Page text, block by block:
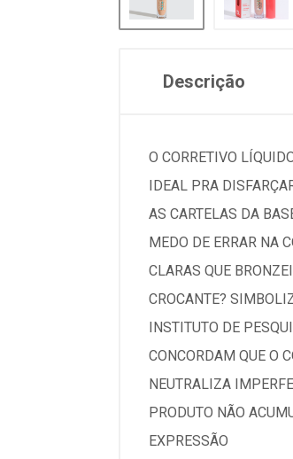
Descrição
O CORRETIVO
IDEAL PRA
AS CARTELAS DA
MEDO DE ERRAR NA
CLARAS QUE
CROCANTE?
INSTITUTO DE
CONCORDAM QUE O
NEUTRALIZA
PRODUTO NÃO
EXPRESSÃO